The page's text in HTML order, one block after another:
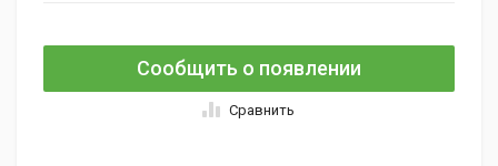
Сообщить о появлении
Сравнить